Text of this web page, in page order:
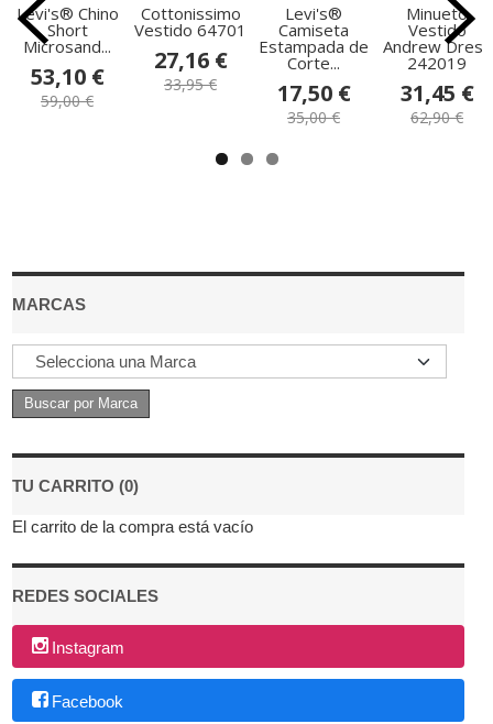
MARCAS
TU CARRITO (0)
El carrito de la compra está vacío
REDES SOCIALES
Instagram
Facebook
Levi's® Chino
Short
Microsand...
53,10 €
59,00 €
Cottonissimo
Vestido 64701
27,16 €
33,95 €
Levi's®
Camiseta
Estampada de
Corte...
17,50 €
35,00 €
Minueto
Vestido
Andrew Dress
242019
31,45 €
62,90 €